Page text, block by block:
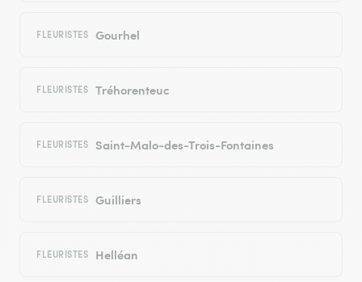
FLEURISTES Gourhel
FLEURISTES Tréhorenteuc
FLEURISTES Saint-Malo-des-Trois-Fontaines
FLEURISTES Guilliers
FLEURISTES Helléan